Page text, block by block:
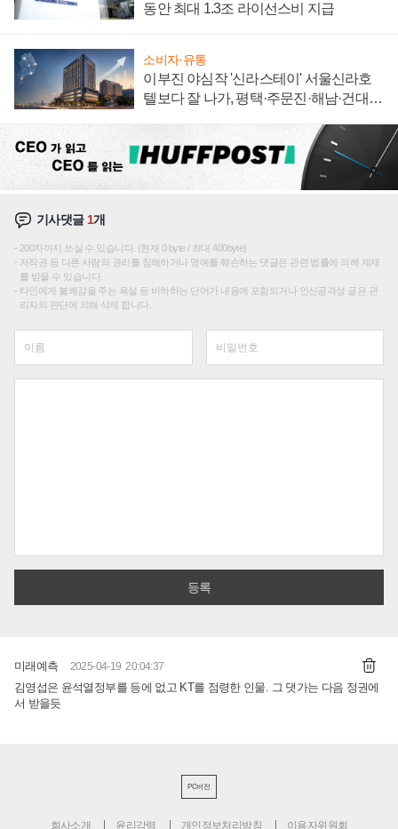
동안 최대 1.3조 라이선스비 지급
소비자·유통
이부진 야심작 '신라스테이' 서울신라호
텔보다 잘 나가, 평택·주문진·해남·건대로
기사댓글1개
200자까지 쓰실 수 있습니다. (현재 0 byte / 최대 400byte)
저작권 등 다른 사람의 권리를 침해하거나 명예를 훼손하는 댓글은 관련 법률에 의해 제재
를 받을 수 있습니다.
타인에게 불쾌감을 주는 욕설 등 비하하는 단어가 내용에 포함되거나 인신공격성 글은 관
리자의 판단에 의해 삭제 합니다.
미래예측 2025-04-19 20:04:37
김영섭은 윤석열정부를 등에 없고 KT를 점령한 인물. 그 댓가는 다음 정권에
서 받을듯
PC버전
회사소개 윤리강령 개인정보처리방침 이용자위원회